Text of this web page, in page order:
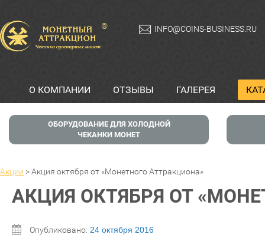
® INFO@COINS-BUSINESS.RU
О КОМПАНИИ ОТЗЫВЫ ГАЛЕРЕЯ
ОБОРУДОВАНИЕ ДЛЯ ХОЛОДНОЙ
ЧЕКАНКИ МОНЕТ
Акции >Акция октября от «Монетного Аттракциона»
АКЦИЯ ОКТЯБРЯ ОТ
Опубликовано: 24 октября 2016